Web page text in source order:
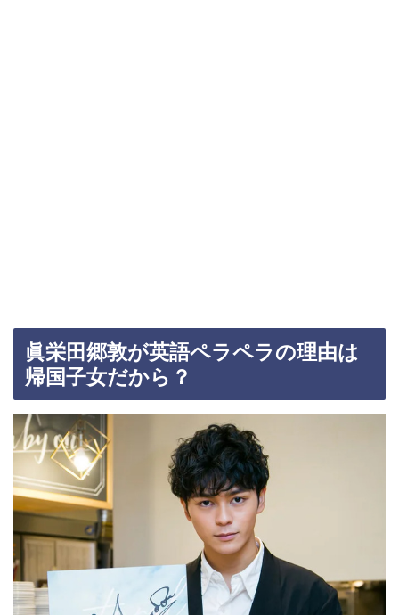
眞栄田郷敦が英語ペラペラの理由は
帰国子女だから？